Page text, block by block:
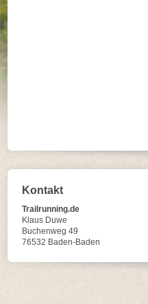
Kontakt
Trailrunning.de
Klaus Duwe
Buchenweg 49
76532 Baden-Baden